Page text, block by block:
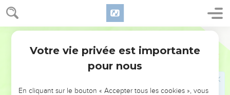
Jérémie 17
24 “Mais vous, écoutez-moi bien, dit le Seigneur ; le jour du
sabbat, évitez de faire passer des charges par les portes de
la ville, réservez ce jour pour moi et abstenez-vous de tout
Alors les rois qui siègent sur le trône de David, qui
circulent à cheval ou sur un char, leurs ministres, les gens de
Juda et les habitants de Jérusalem, tous ceux-là pourront
Votre vie privée est importante
pour nous
En cliquant sur le bouton « Accepter tous les cookies », vous